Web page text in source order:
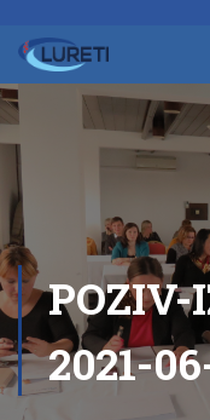
POZIV-
2021-